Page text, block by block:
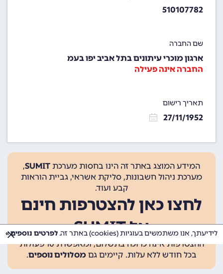
510107782
שם החברה
ארגון מוכרי עיתונים בתל אביב יפו בעמ
החברה אינה פעילה
תאריך רישום
27/11/1952
המידע המוצג באתר זה הינו בחסות מערכת SUMIT
,
מערכת ניהול חשבונות, סליקת אשראי, גביית הוראות
קבע ועוד.
לחצו כאן להצטרפות חינם
אל SUMIT
ההצטרפות אינה כרוכה בתשלום, ומאפשרת 10 פעולות
בכל חודש ללא עלות. קיימים גם מסלולים נוספים.
לידיעתך, אנו משתמשים בעוגיות (cookies) באתר זה. לפרטים נוספים »